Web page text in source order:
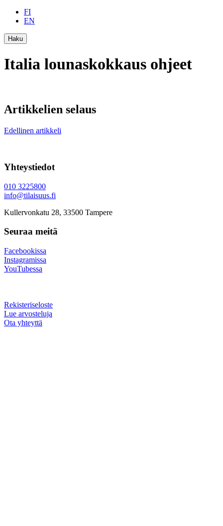
FI
EN
Haku
Italia lounaskokkaus ohjeet
Artikkelien selaus
Edellinen artikkeli
Yhteystiedot
010 3225800
info@tilaisuus.fi
Kullervonkatu 28, 33500 Tampere
Seuraa meitä
Facebookissa
Instagramissa
YouTubessa
Rekisteriseloste
Lue arvosteluja
Ota yhteyttä